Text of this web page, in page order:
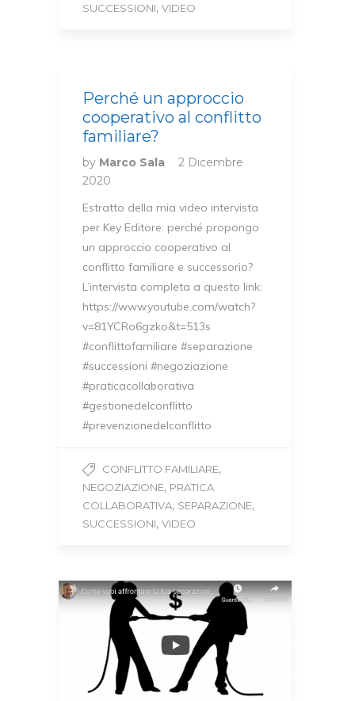
SUCCESSIONI, VIDEO
Perché un approccio
cooperativo al conflitto
familiare?
by Marco Sala
2 Dicembre
2020
Estratto della mia video intervista
per Key Editore: perché propongo
un approccio cooperativo al
conflitto familiare e successorio?
L’intervista completa a questo link:
https://www.youtube.com/watch?
v=81YCRo6gzko&t=513s
#conflittofamiliare #separazione
#successioni #negoziazione
#praticacollaborativa
#gestionedelconflitto
#prevenzionedelconflitto
CONFLITTO FAMILIARE,
NEGOZIAZIONE, PRATICA
COLLABORATIVA, SEPARAZIONE,
SUCCESSIONI, VIDEO